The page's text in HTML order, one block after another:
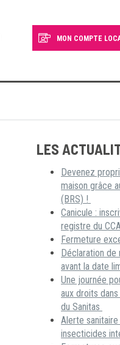
MON COMPTE
LES
Devenez
maison grâce
(BRS) !
Canicule :
registre du
Fermeture
Déclaration de
avant la date
Une journée
aux droits
du Sanitas
Alerte
insecticides